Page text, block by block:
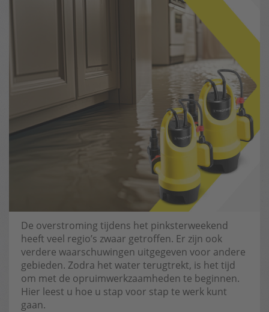
De overstroming tijdens het pinksterweekend
heeft veel regio’s zwaar getroffen. Er zijn ook
verdere waarschuwingen uitgegeven voor andere
gebieden. Zodra het water terugtrekt, is het tijd
om met de opruimwerkzaamheden te beginnen.
Hier leest u hoe u stap voor stap te werk kunt
gaan.